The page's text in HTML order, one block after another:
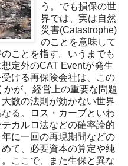
う。でも損保の世
界では、実は自然
災害(Catastrophe)
のことを意味して
ことを指す。いうまでも
定外のCAT Eventが発生
ける再保険会社は、この
が、経営上の重要な問題
数の法則が効かない世界
る。ロス・カーブといわ
カルロ法などの確率論的
に一回の再現期間などの
て、必要資本の算定や純
ここで、また生保と異な